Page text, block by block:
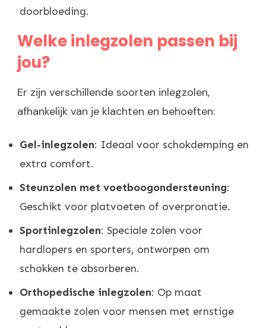
doorbloeding.
Welke inlegzolen passen bij
jou?
Er zijn verschillende soorten inlegzolen,
afhankelijk van je klachten en behoeften:
Gel-inlegzolen: Ideaal voor schokdemping en
extra comfort.
Steunzolen met voetboogondersteuning:
Geschikt voor platvoeten of overpronatie.
Sportinlegzolen: Speciale zolen voor
hardlopers en sporters, ontworpen om
schokken te absorberen.
Orthopedische inlegzolen: Op maat
gemaakte zolen voor mensen met ernstige